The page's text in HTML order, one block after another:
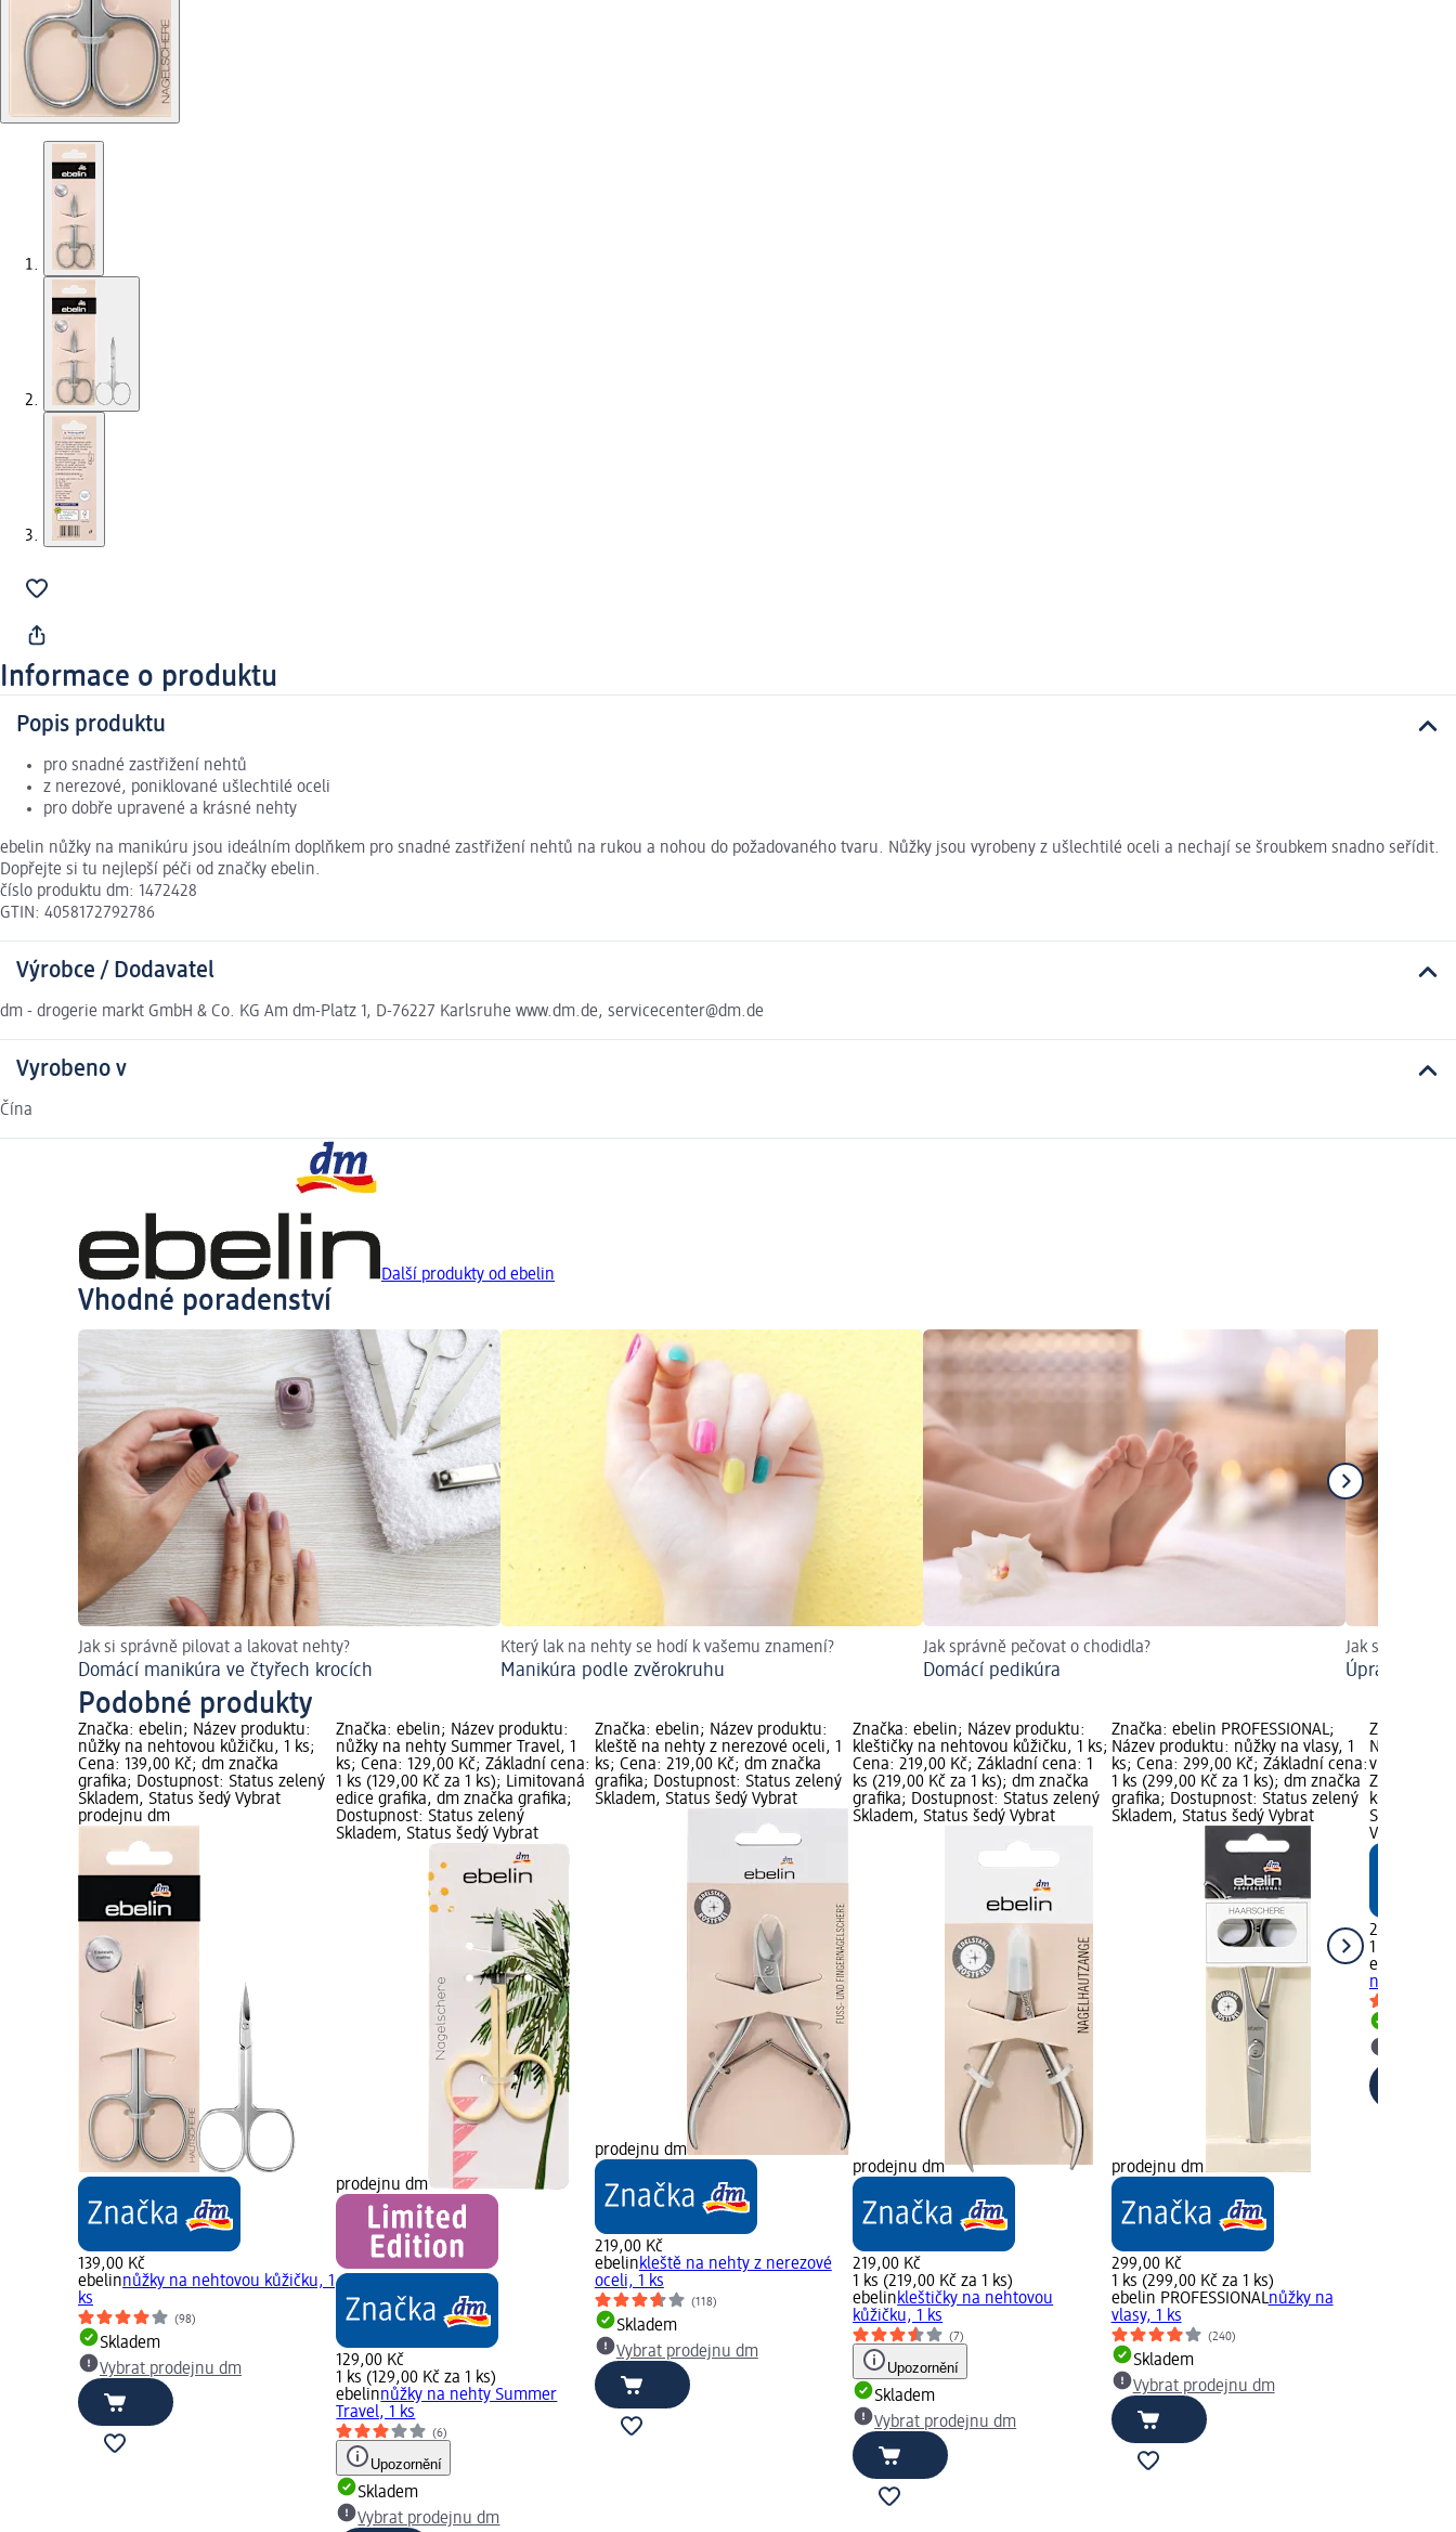
Informace o produktu
Popis produktu
pro snadné zastřižení nehtů
z nerezové, poniklované ušlechtilé oceli
pro dobře upravené a krásné nehty
ebelin nůžky na manikúru jsou ideálním doplňkem pro snadné zastřižení nehtů na rukou a nohou do požadovaného tvaru. Nůžky jsou vyrobeny z ušlechtilé oceli a nechají se šroubkem snadno seřídit.
Dopřejte si tu nejlepší péči od značky ebelin.
číslo produktu dm: 1472428
GTIN: 4058172792786
Výrobce / Dodavatel
dm - drogerie markt GmbH & Co. KG Am dm-Platz 1, D-76227 Karlsruhe www.dm.de, servicecenter@dm.de
Vyrobeno v
Čína
Další produkty od ebelin
Vhodné poradenství
Jak si správně pilovat a lakovat nehty?
Domácí manikúra ve čtyřech krocích
Který lak na nehty se hodí k vašemu znamení?
Manikúra podle zvěrokruhu
Jak správně pečovat o chodidla?
Domácí pedikúra
Jak správně
Úprava
Podobné produkty
Značka: ebelin; Název produktu:
nůžky na nehtovou kůžičku, 1 ks;
Cena: 139,00 Kč; dm značka
grafika; Dostupnost: Status zelený
Skladem, Status šedý Vybrat
prodejnu dm
139,00 Kč
ebelinnůžky na nehtovou kůžičku, 1
ks
(98)
Skladem
Vybrat prodejnu dm
Značka: ebelin; Název produktu:
nůžky na nehty Summer Travel, 1
ks; Cena: 129,00 Kč; Základní cena:
1 ks (129,00 Kč za 1 ks); Limitovaná
edice grafika, dm značka grafika;
Dostupnost: Status zelený
Skladem, Status šedý Vybrat
prodejnu dm
129,00 Kč
1 ks (129,00 Kč za 1 ks)
ebelinnůžky na nehty Summer
Travel, 1 ks
(6)
Upozornění
Skladem
Vybrat prodejnu dm
Značka: ebelin; Název produktu:
kleště na nehty z nerezové oceli, 1
ks; Cena: 219,00 Kč; dm značka
grafika; Dostupnost: Status zelený
Skladem, Status šedý Vybrat
prodejnu dm
219,00 Kč
ebelinkleště na nehty z nerezové
oceli, 1 ks
(118)
Skladem
Vybrat prodejnu dm
Značka: ebelin; Název produktu:
kleštičky na nehtovou kůžičku, 1 ks;
Cena: 219,00 Kč; Základní cena: 1
ks (219,00 Kč za 1 ks); dm značka
grafika; Dostupnost: Status zelený
Skladem, Status šedý Vybrat
prodejnu dm
219,00 Kč
1 ks (219,00 Kč za 1 ks)
ebelinkleštičky na nehtovou
kůžičku, 1 ks
(7)
Upozornění
Skladem
Vybrat prodejnu dm
Značka: ebelin PROFESSIONAL;
Název produktu: nůžky na vlasy, 1
ks; Cena: 299,00 Kč; Základní cena:
1 ks (299,00 Kč za 1 ks); dm značka
grafika; Dostupnost: Status zelený
Skladem, Status šedý Vybrat
prodejnu dm
299,00 Kč
1 ks (299,00 Kč za 1 ks)
ebelin PROFESSIONALnůžky na
vlasy, 1 ks
(240)
Skladem
Vybrat prodejnu dm
Značka:
Název
vlasy, 1 ks;
Základní
ks); dm
Status
Vybrat
249,00 Kč
1 ks
ebelin
na vlasy, 1